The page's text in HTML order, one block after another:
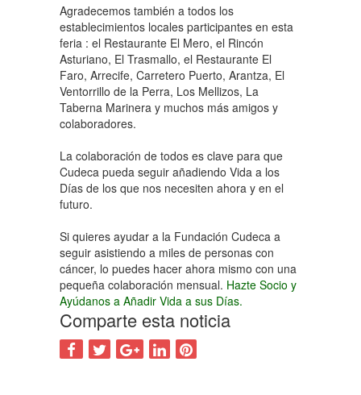
Agradecemos también a todos los
establecimientos locales participantes en esta
feria : el Restaurante El Mero, el Rincón
Asturiano, El Trasmallo, el Restaurante El
Faro, Arrecife, Carretero Puerto, Arantza, El
Ventorrillo de la Perra, Los Mellizos, La
Taberna Marinera y muchos más amigos y
colaboradores.
La colaboración de todos es clave para que
Cudeca pueda seguir añadiendo Vida a los
Días de los que nos necesiten ahora y en el
futuro.
Si quieres ayudar a la Fundación Cudeca a
seguir asistiendo a miles de personas con
cáncer, lo puedes hacer ahora mismo con una
pequeña colaboración mensual. Hazte Socio y
Ayúdanos a Añadir Vida a sus Días.
Comparte esta noticia